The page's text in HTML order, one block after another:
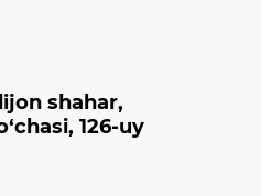
shahar,
126-uy